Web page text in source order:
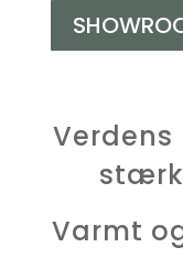
Varmt